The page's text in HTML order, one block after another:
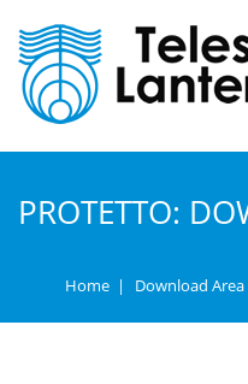
PROTETTO:
Home | Download Area